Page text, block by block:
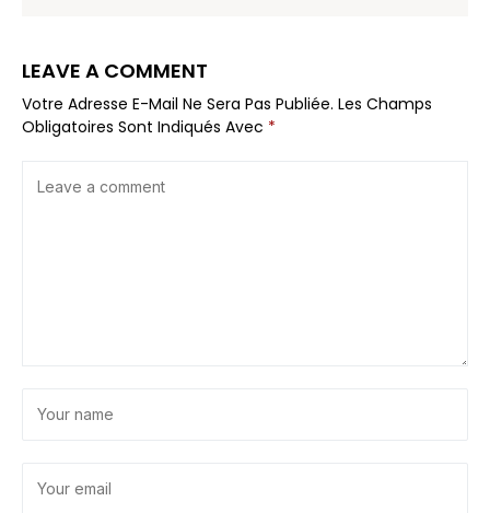
LEAVE A COMMENT
Votre Adresse E-Mail Ne Sera Pas Publiée. Les Champs
Obligatoires Sont Indiqués Avec *